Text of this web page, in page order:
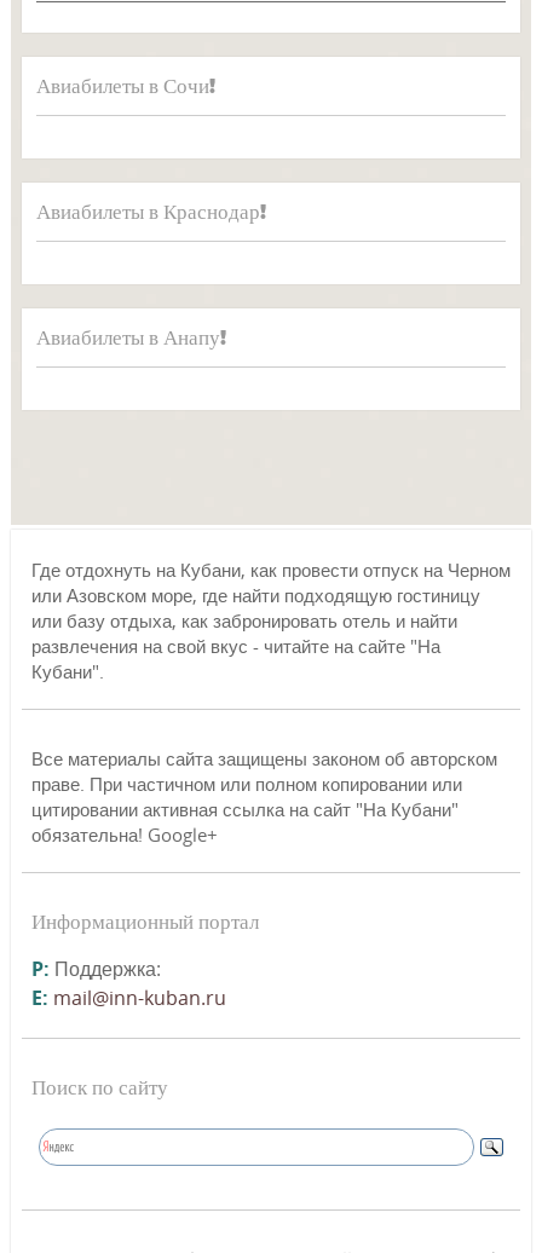
Авиабилеты в Сочи!
Авиабилеты в Краснодар!
Авиабилеты в Анапу!
Где отдохнуть на Кубани, как провести отпуск на Черном
или Азовском море, где найти подходящую гостиницу
или базу отдыха, как забронировать отель и найти
развлечения на свой вкус - читайте на сайте "На
Кубани".
Все материалы сайта защищены законом об авторском
праве. При частичном или полном копировании или
цитировании активная ссылка на сайт "На Кубани"
обязательна! Google+
Информационный портал
P: Поддержка:
E: mail@inn-kuban.ru
Поиск по сайту